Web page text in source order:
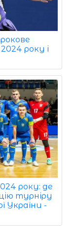
року і
року: де
турніру
України -